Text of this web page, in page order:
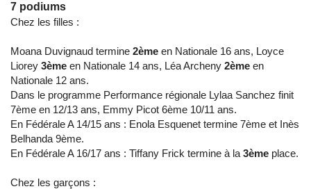
7 podiums
Chez les filles :
Moana Duvignaud termine 2ème en Nationale 16 ans, Loyce
Liorey 3ème en Nationale 14 ans, Léa Archeny 2ème en
Nationale 12 ans.
Dans le programme Performance régionale Lylaa Sanchez finit
7ème en 12/13 ans, Emmy Picot 6ème 10/11 ans.
En Fédérale A 14/15 ans : Enola Esquenet termine 7ème et Inès
Belhanda 9ème.
En Fédérale A 16/17 ans : Tiffany Frick termine à la 3ème place.
Chez les garçons :